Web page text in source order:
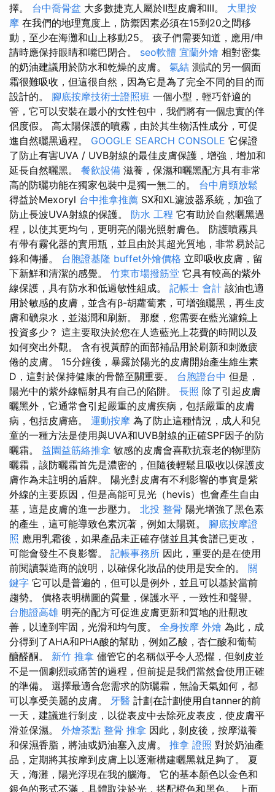
擇。 台中喬骨盆 大多數捷克人屬於II型皮膚和III。 大里按
摩 在我們的地理寬度上，防禦因素必須在15到20之間移
動，至少在海灘和山上移動25。 孩子們需要知道，應用/申
請時應保持眼睛和嘴巴閉合。 seo軟體 宜蘭外燴 相對密集
的奶油建議用於防水和乾燥的皮膚。 氣結 測試的另一個面
霜很難吸收，但這很自然，因為它是為了完全不同的目的而
設計的。 腳底按摩技術士證照班 一個小型，輕巧舒適的
管，它可以安裝在最小的女性包中，我們將有一個忠實的伴
侶度假。 高太陽保護的噴霧，由於其生物活性成分，可促
進自然曬黑過程。 GOOGLE SEARCH CONSOLE 它保證
了防止有害UVA / UVB射線的最佳皮膚保護，增強，增加和
延長自然曬黑。 餐飲設備 滋養，保濕和曬黑配方具有非常
高的防曬功能在獨家包裝中是獨一無二的。 台中肩頸放鬆
得益於Mexoryl 台中推拿推薦 SX和XL濾波器系統，加強了
防止長波UVA射線的保護。 防水 工程 它有助於自然曬黑過
程，以使其更均勻，更明亮的陽光照射膚色。 防護噴霧具
有帶有霧化器的實用瓶，並且由於其超光質地，非常易於記
錄和傳播。 台胞證基隆 buffet外燴價格 立即吸收皮膚，留
下新鮮和清潔的感覺。 竹東市場撥筋堂 它具有較高的紫外
線保護，具有防水和低過敏性組成。 記帳士 會計 該油也適
用於敏感的皮膚，並含有β-胡蘿蔔素，可增強曬黑，再生皮
膚和礦泉水，並滋潤和刷新。 那麼，您需要在藍光濾鏡上
投資多少？ 這主要取決於您在人造藍光上花費的時間以及
如何突出外觀。 含有視黃醇的面部補品用於刷新和刺激疲
倦的皮膚。 15分鐘後，暴露於陽光的皮膚開始產生維生素
D，這對於保持健康的骨骼至關重要。 台胞證台中 但是，
陽光中的紫外線輻射具有自己的陷阱。 長照 除了引起皮膚
曬黑外，它通常會引起嚴重的皮膚疾病，包括嚴重的皮膚
病，包括皮膚癌。 運動按摩 為了防止這種情況，成人和兒
童的一種方法是使用與UVA和UVB射線的正確SPF因子的防
曬霜。 益園益筋絡推拿 敏感的皮膚會喜歡抗衰老的物理防
曬霜，該防曬霜首先是濃密的，但隨後輕鬆且吸收以保護皮
膚作為未註明的盾牌。 陽光對皮膚有不利影響的事實是紫
外線的主要原因，但是高能可見光（hevis）也會產生自由
基，這是皮膚的進一步壓力。 北投 整骨 陽光增強了黑色素
的產生，這可能導致色素沉著，例如太陽斑。 腳底按摩證
照 應用乳霜後，如果產品未正確存儲並且其食譜已更改，
可能會發生不良影響。 記帳事務所 因此，重要的是在使用
前閱讀製造商的說明，以確保化妝品的使用是安全的。 關
鍵字 它可以是普遍的，但可以是例外，並且可以基於當前
趨勢。 價格表明構圖的質量，保護水平，一致性和聲譽。
台胞證高雄 明亮的配方可促進皮膚更新和質地的壯觀改
善，以達到牢固，光滑和均勻度。 全身按摩 外燴 為此，成
分得到了AHA和PHA酸的幫助，例如乙酸，杏仁酸和葡萄
醣醛酮。 新竹 推拿 儘管它的名稱似乎令人恐懼，但剝皮並
不是一個劇烈或痛苦的過程，但前提是我們當然會使用正確
的準備。 選擇最適合您需求的防曬霜，無論天氣如何，都
可以享受美麗的皮膚。 牙醫 計劃在計劃使用自tanner的前
一天，建議進行剝皮，以從表皮中去除死皮表皮，使皮膚平
滑並保濕。 外燴茶點 整骨 推拿 因此，剝皮後，按摩滋養
和保濕香脂，將油或奶油塞入皮膚。 推拿 證照 對於奶油產
品，定期將其按摩到皮膚上以逐漸構建曬黑就足夠了。 夏
天，海灘，陽光浮現在我的腦海。 它的基本顏色以金色和
銀色的形式不滿，具體取決於光，搭配橙色和黑色。 上面